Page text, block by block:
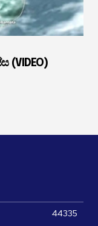
(VIDEO)
44335